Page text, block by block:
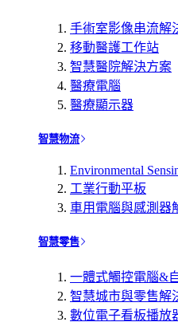
手術室影像串流解
移動醫護工作站
智慧醫院解決方案
醫療電腦
醫療顯示器
智慧物流
Environmental
工業行動平板
車用電腦與感測器
智慧零售
一體式觸控電腦&
智慧城市與零售解
數位電子看板播放